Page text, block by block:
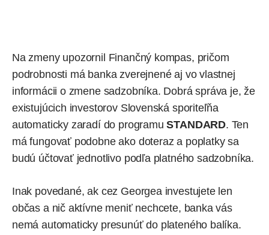
Na zmeny upozornil Finančný kompas, pričom
podrobnosti má banka zverejnené aj vo vlastnej
informácii o zmene sadzobníka. Dobrá správa je, že
existujúcich investorov Slovenská sporiteľňa
automaticky zaradí do programuSTANDARD. Ten
má fungovať podobne ako doteraz a poplatky sa
budú účtovať jednotlivo podľa platného sadzobníka.
Inak povedané, ak cez Georgea investujete len
občas a nič aktívne meniť nechcete, banka vás
nemá automaticky presunúť do plateného balíka.